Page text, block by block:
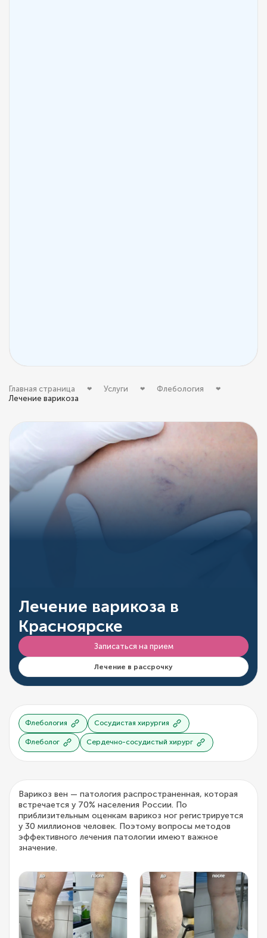
Главная страница Услуги
Флебология
Лечение варикоза
Лечение варикоза в
Красноярске
Записаться на прием
Лечение в рассрочку
Флебология Сосудистая хирургия
Флеболог Сердечно-сосудистый хирург
Варикоз вен — патология распространенная, которая
встречается у 70% населения России. По
приблизительным оценкам варикоз ног регистрируется
у 30 миллионов человек. Поэтому вопросы методов
эффективного лечения патологии имеют важное
значение.